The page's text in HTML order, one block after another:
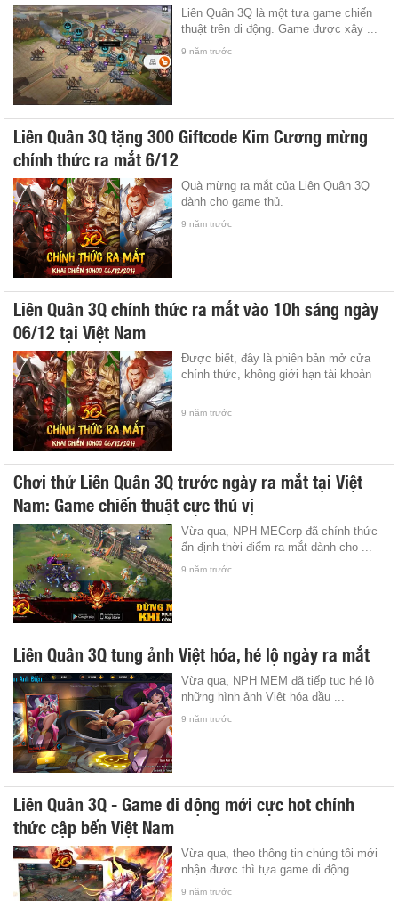
Liên Quân 3Q là một tựa game chiến
thuật trên di động. Game được xây ...
9 năm trước
Liên Quân 3Q tặng 300 Giftcode Kim Cương mừng
chính thức ra mắt 6/12
Quà mừng ra mắt của Liên Quân 3Q
dành cho game thủ.
9 năm trước
Liên Quân 3Q chính thức ra mắt vào 10h sáng ngày
06/12 tại Việt Nam
Được biết, đây là phiên bản mở cửa
chính thức, không giới hạn tài khoản
9 năm trước
Chơi thử Liên Quân 3Q trước ngày ra mắt tại Việt
Nam: Game chiến thuật cực thú vị
Vừa qua, NPH MECorp đã chính thức
ấn định thời điểm ra mắt dành cho ...
9 năm trước
Liên Quân 3Q tung ảnh Việt hóa, hé lộ ngày ra mắt
Vừa qua, NPH MEM đã tiếp tục hé lộ
những hình ảnh Việt hóa đầu ...
9 năm trước
Liên Quân 3Q - Game di động mới cực hot chính
thức cập bến Việt Nam
Vừa qua, theo thông tin chúng tôi mới
nhận được thì tựa game di động ...
9 năm trước